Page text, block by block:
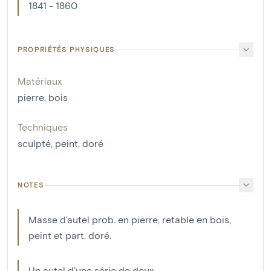
1841 - 1860
PROPRIÉTÉS PHYSIQUES
Matériaux
pierre, bois
Techniques
sculpté, peint, doré
NOTES
Masse d'autel prob. en pierre, retable en bois,
peint et part. doré.